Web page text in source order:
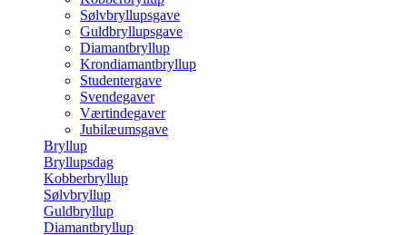
Sølvbryllupsgave
Guldbryllupsgave
Diamantbryllup
Krondiamantbryllup
Studentergave
Svendegaver
Værtindegaver
Jubilæumsgave
Bryllup
Bryllupsdag
Kobberbryllup
Sølvbryllup
Guldbryllup
Diamantbryllup